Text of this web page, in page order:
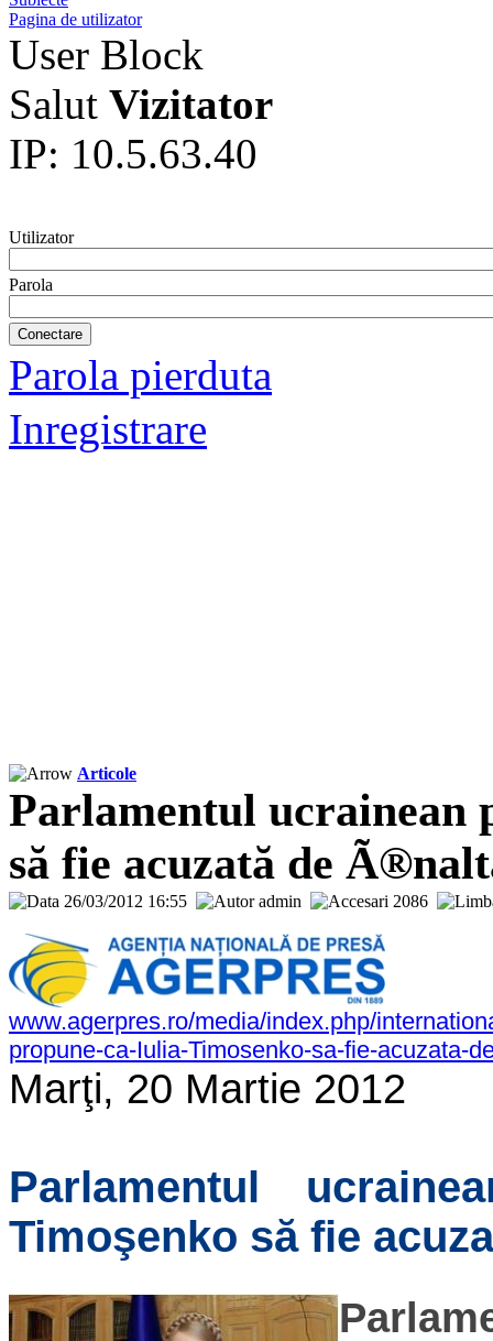
Pagina de utilizator
User Block
Salut Vizitator
IP: 10.5.63.40
Utilizator
Parola
Parola pierduta
Inregistrare
Articole
Parlamentul ucrainean
să fie acuzată de
26/03/2012 16:55 admin 2086
www.agerpres.ro/media/index.php/
propune-ca-Iulia-Timosenko-sa-fie-acuzata-
Marţi, 20 Martie 2012
Parlamentul
Timoşenko să fie